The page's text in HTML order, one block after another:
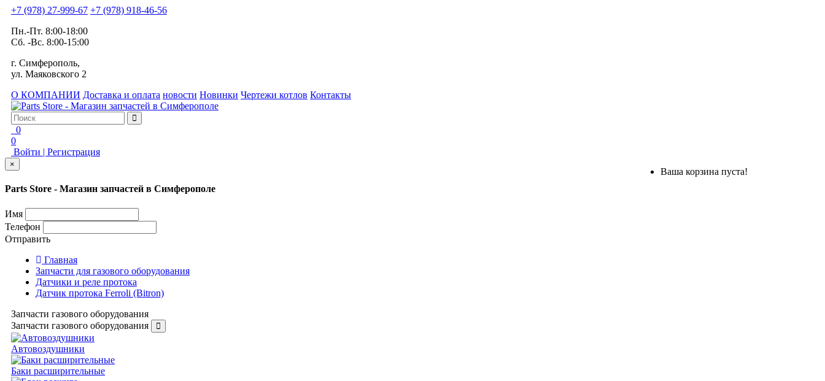
+7 (978) 27-999-67 +7 (978) 918-46-56
Пн.-Пт. 8:00-18:00
Сб. -Вс. 8:00-15:00
г. Симферополь,
ул. Маяковского 2
О КОМПАНИИ Доставка и оплата новости Новинки Чертежи котлов Контакты
0
0
Ваша корзина пуста!
Войти | Регистрация
×
Parts Store - Магазин запчастей в Симферополе
Имя
Телефон
Отправить
Главная
Запчасти для газового оборудования
Датчики и реле протока
Датчик протока Ferroli (Bitron)
Запчасти газового оборудования
Запчасти газового оборудования
Автовоздушники
Баки расширительные